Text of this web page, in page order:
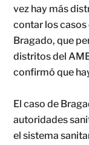
vez hay más
contar los casos
Bragado, que
distritos del
confirmó que
El caso de
autoridades
el sistema